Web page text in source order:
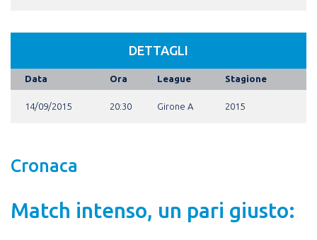
DETTAGLI
Data Ora League Stagione
14/09/2015 20:30 Girone A 2015
Cronaca
Match intenso, un pari giusto: